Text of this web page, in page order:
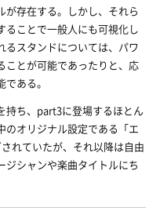
存在する。しかし、それら
ることで一般人にも可視化し
るスタンドについては、パワ
ことが可能であったりと、応
ある。
持ち、part3に登場するほとん
のオリジナル設定である「エ
れていたが、それ以降は自由
ジシャンや楽曲タイトルにち